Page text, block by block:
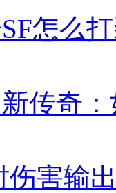
怎么
传奇
伤害输